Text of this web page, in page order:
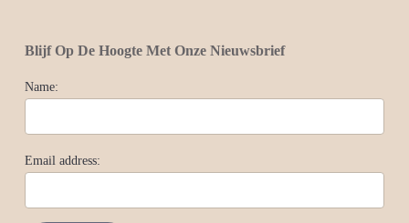
Blijf Op De Hoogte Met Onze Nieuwsbrief
Name:
Email address: